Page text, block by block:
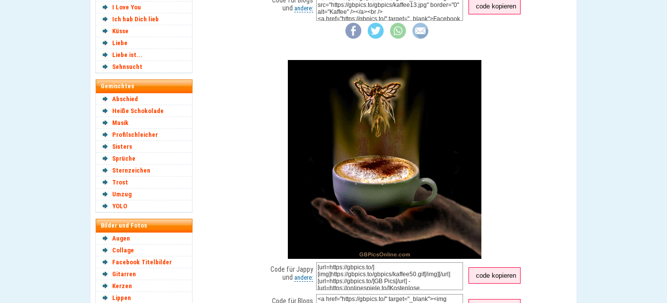
I Love You
Ich hab Dich lieb
Küsse
Liebe
Liebe ist...
Sehnsucht
Gemischtes
Abschied
Heiße Schokolade
Musik
Profilschleicher
Sisters
Sprüche
Sternzeichen
Trost
Umzug
YOLO
Bilder und Fotos
Augen
Collage
Facebook Titelbilder
Gitarren
Kerzen
Lippen
und andere: code kopieren
Code für Jappy
und andere: code kopieren
Code für Blogs